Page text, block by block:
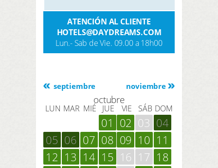
ATENCIÓN AL CLIENTE
HOTELS@DAYDREAMS.COM
Lun.- Sab de Vie. 09.00 a 18h00
noviembre
septiembre
octubre
LUN MAR MIÉ JUE VIE SÁB DOM
01 02 03 04
05 06 07 08 09 10 11
12 13 14 15 16 17 18